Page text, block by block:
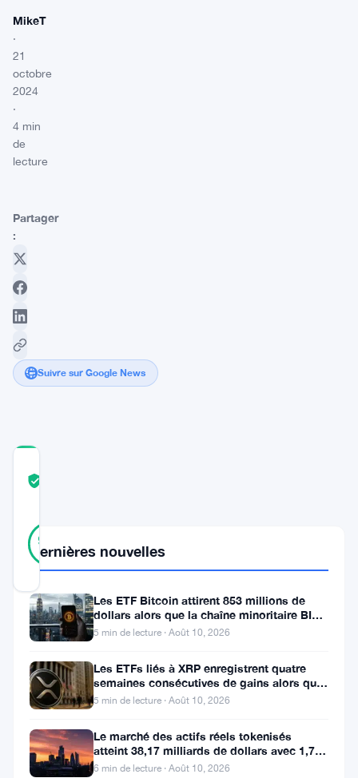
MikeT
·
21
octobre
2024
·
4 min
de
lecture
Partager
:
Suivre sur Google News
95
RÉEL
Mis à jour 2 ans il y a
Bitcoin
captivé
des
cryptomonnaies
Dernières nouvelles
Les ETF Bitcoin attirent 853 millions de
dollars alors que la chaîne minoritaire BIP-
110 meurt après deux
5 min de lecture · Août 10, 2026
Les ETFs liés à XRP enregistrent quatre
semaines consécutives de gains alors que
le prix teste le support à 1
5 min de lecture · Août 10, 2026
Le marché des actifs réels tokenisés
atteint 38,17 milliards de dollars avec 1,7
million de détenteurs
6 min de lecture · Août 10, 2026